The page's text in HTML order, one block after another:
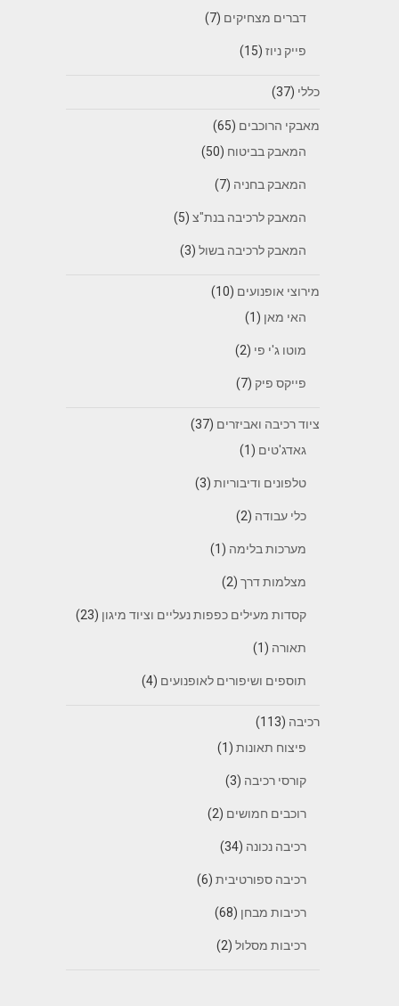
דברים מצחיקים (7)
פייק ניוז(15)
כללי (37)
מאבקי הרוכבים (65)
המאבק בביטוח (50)
המאבק בחניה (7)
המאבק לרכיבה בנת"צ(5)
המאבק לרכיבה בשול(3)
מירוצי אופנועים (10)
האי מאן (1)
מוטו ג'י פי (2)
פייקס פיק (7)
ציוד רכיבה ואביזרים (37)
גאדג'טים (1)
טלפונים ודיבוריות(3)
כלי עבודה (2)
מערכות בלימה (1)
מצלמות דרך(2)
קסדות מעילים כפפות נעליים וציוד מיגון (23)
תאורה (1)
תוספים ושיפורים לאופנועים (4)
רכיבה (113)
פיצוח תאונות(1)
קורסי רכיבה (3)
רוכבים חמושים (2)
רכיבה נכונה (34)
רכיבה ספורטיבית(6)
רכיבות מבחן (68)
רכיבות מסלול(2)